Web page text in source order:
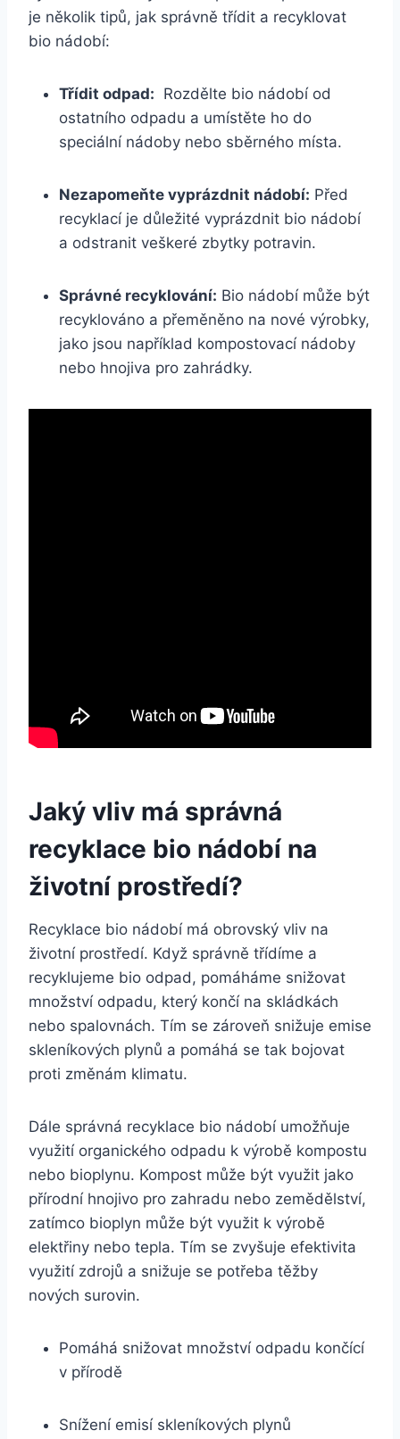
je několik tipů, jak⁣ správně třídit a recyklovat
bio nádobí:
Třídit odpad: ‍ Rozdělte⁤ bio⁤ nádobí od
ostatního⁤ odpadu‌ a umístěte ho do
speciální nádoby⁤ nebo sběrného ⁤místa.
Nezapomeňte vyprázdnit nádobí: Před
recyklací je důležité vyprázdnit bio nádobí
a ‍odstranit veškeré zbytky potravin.
Správné recyklování: Bio ⁢nádobí může být‍
recyklováno⁢ a přeměněno na ⁤nové výrobky,‌
jako jsou například kompostovací nádoby
nebo hnojiva pro zahrádky.
Jaký vliv má správná
recyklace bio nádobí na
životní prostředí?
Recyklace bio​ nádobí má⁢ obrovský vliv na
životní prostředí.​ Když správně třídíme a‍
recyklujeme bio odpad, pomáháme snižovat
množství odpadu, který končí na⁤ skládkách
nebo spalovnách. Tím se ⁢zároveň snižuje emise
skleníkových plynů ⁤a‌ pomáhá se tak​ bojovat
⁣proti změnám⁣ klimatu.
Dále ‍správná recyklace ‌bio nádobí umožňuje
využití organického odpadu k výrobě kompostu
nebo ‌bioplynu. Kompost může být využit jako
přírodní​ hnojivo pro zahradu nebo zemědělství,
zatímco​ bioplyn může‌ být využit k ‌výrobě
elektřiny ⁤nebo​ tepla. ‍Tím se ⁣zvyšuje efektivita
využití‍ zdrojů a‌ snižuje se potřeba těžby
nových surovin.
Pomáhá snižovat množství odpadu končící
v přírodě
Snížení emisí ⁢skleníkových ‌plynů